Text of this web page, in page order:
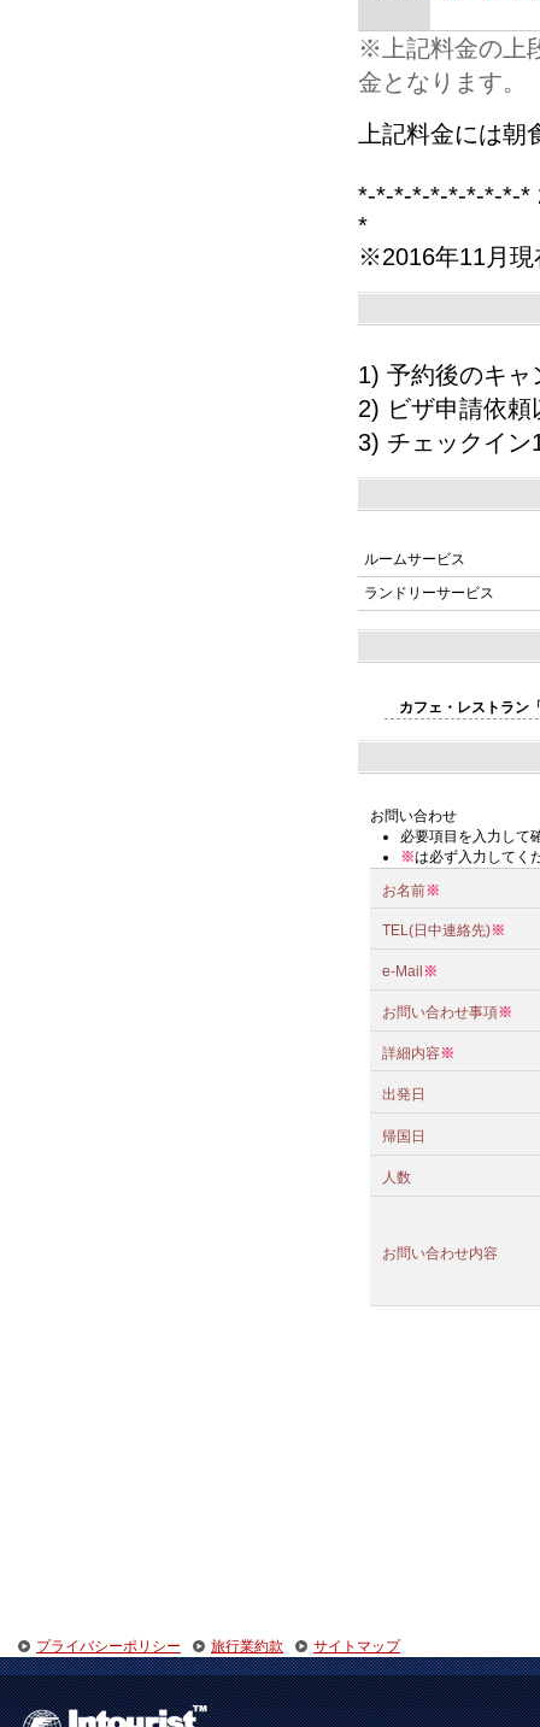
※上記料金の上
金となります。
上記料金には
*-*-*-*-*-*-*-*-*-*
*
※2016年11月現
1) 予約後のキ
2) ビザ申請依
3) チェックイ
ルームサービス
ランドリーサービス
カフェ・レストラン
お問い合わせ
必要項目を入力して
※は必ず入力してく
お名前※
TEL(日中連絡先)※
e-Mail ※
お問い合わせ事項※
詳細内容※
出発日
帰国日
人数
お問い合わせ内容
プライバシーポリシー 旅行業約款 サイトマップ